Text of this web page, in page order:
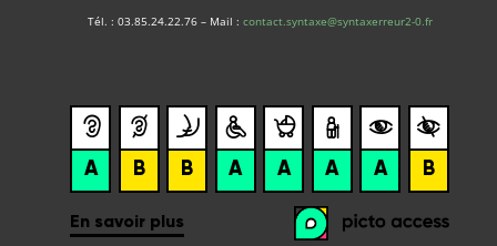
Tél. : 03.85.24.22.76 – Mail : contact.syntaxe@syntaxerreur2-0.fr